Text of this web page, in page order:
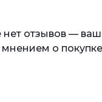
нет отзывов —
о